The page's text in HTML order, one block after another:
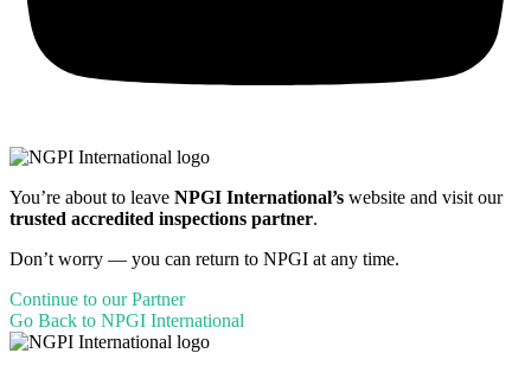
You’re about to leave NPGI International’s website and visit our
trusted accredited inspections partner.
Don’t worry — you can return to NPGI at any time.
Continue to our Partner
Go Back to NPGI International